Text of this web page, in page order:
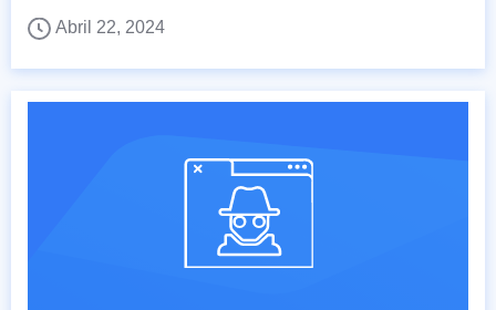
Abril 22, 2024